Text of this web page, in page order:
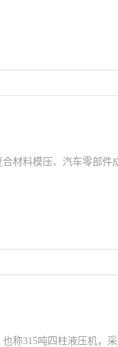
材料模压、汽车零部件
称315吨四柱液压机，